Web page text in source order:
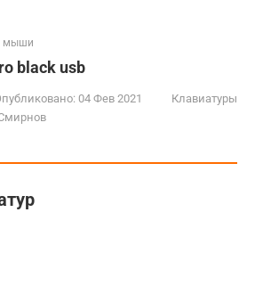
мыши
black usb
04 Фев 2021
Клавиатуры